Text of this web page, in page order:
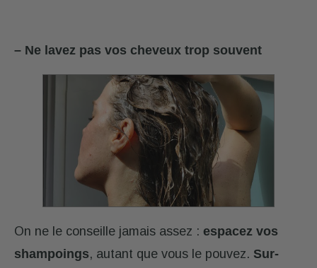
– Ne lavez pas vos cheveux trop souvent
On ne le conseille jamais assez : espacez vos
shampoings, autant que vous le pouvez. Sur-